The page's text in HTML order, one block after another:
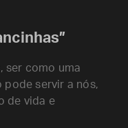
ser como uma
pode servir a nós,
de vida e